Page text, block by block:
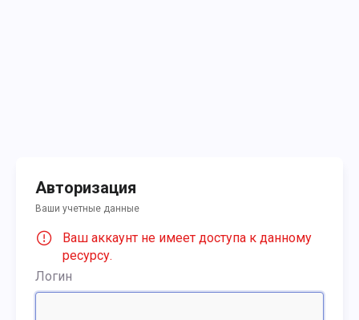
Авторизация
Ваши учетные данные
Ваш аккаунт не имеет доступа к данному
ресурсу.
Логин